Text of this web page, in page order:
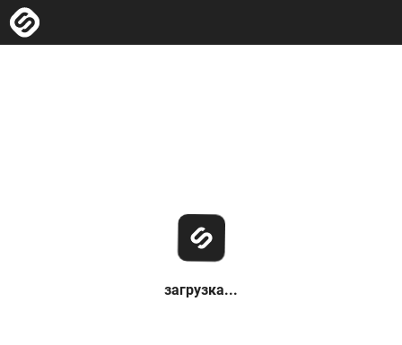
загрузка...